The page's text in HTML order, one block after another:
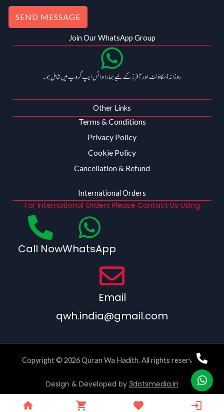
SEND MESSAGE
Join Our WhatsApp Group
روزانہ ڈسکاؤنٹ اور آفرز کے لیے ہمارا واٹس ایپ گروپ میں شامل ہو۔
Other Links
Terms & Conditions
Privacy Policy
Cookie Policy
Cancellation & Refund
International Orders
For International Orders Please Contact Us Using
Call NowWhatsApp
Email
qwh.india@gmail.com
Copyright © 2026 Quran Wa Hadith. All rights reserved.
Design & Developed by 3dotsmedia.in